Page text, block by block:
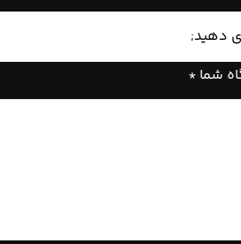
شما *